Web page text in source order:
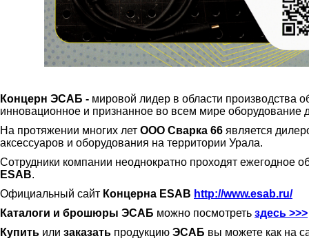
Концерн ЭСАБ - мировой лидер в области производства
инновационное и признанное во всем мире оборудование
На протяжении многих лет ООО Сварка 66 является
аксессуаров и оборудования на территории Урала.
Сотрудники компании неоднократно проходят
ESAB.
Официальный сайт Концерна ESAB http://www.esab.ru/
Каталоги и брошюры ЭСАБ можно посмотреть здесь >>>
Купить или заказать продукцию ЭСАБ вы можете как на